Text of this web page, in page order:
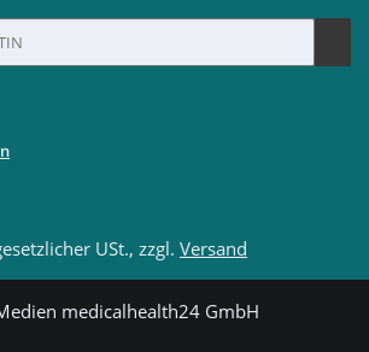
USt., zzgl. Versand
medicalhealth24 GmbH